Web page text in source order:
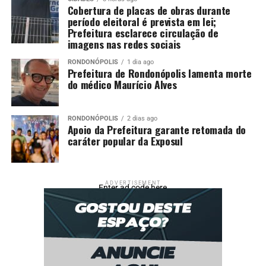
Cobertura de placas de obras durante
período eleitoral é prevista em lei;
Prefeitura esclarece circulação de
imagens nas redes sociais
RONDONÓPOLIS 1 dia ago
Prefeitura de Rondonópolis lamenta morte
do médico Maurício Alves
RONDONÓPOLIS 2 dias ago
Apoio da Prefeitura garante retomada do
caráter popular da Exposul
ADVERTISEMENT
Enter ad code here